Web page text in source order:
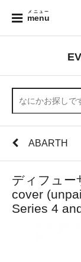
menu
メニュー
ABARTH
ディフュー
cover
Series 4